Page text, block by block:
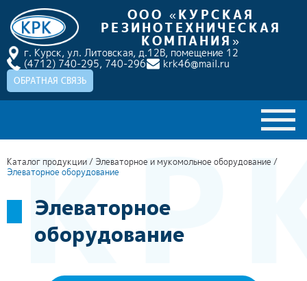
ООО «КУРСКАЯ
РЕЗИНОТЕХНИЧЕСКАЯ
КОМПАНИЯ»
г. Курск, ул. Литовская, д.12В, помещение 12
(4712) 740-295, 740-296 krk46@mail.ru
ОБРАТНАЯ СВЯЗЬ
О КОМПАНИИ
КАТАЛОГ ПРОДУКЦИИ
НАШИ ПРОЕКТЫ
Каталог продукции/ Элеваторное и мукомольное оборудование /
Элеваторное оборудование
Элеваторное
оборудование